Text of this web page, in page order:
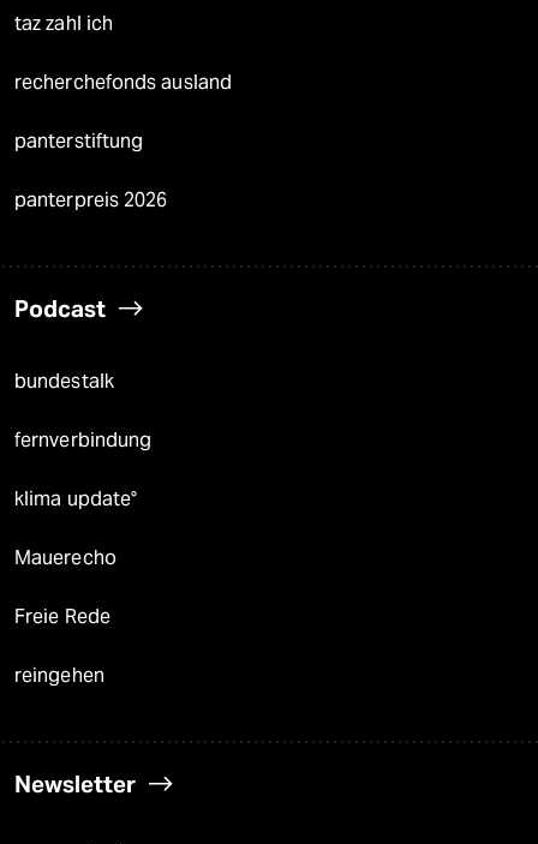
taz zahl ich
recherchefonds ausland
panterstiftung
panterpreis 2026
Podcast
bundestalk
fernverbindung
klima update°
Mauerecho
Freie Rede
reingehen
Newsletter